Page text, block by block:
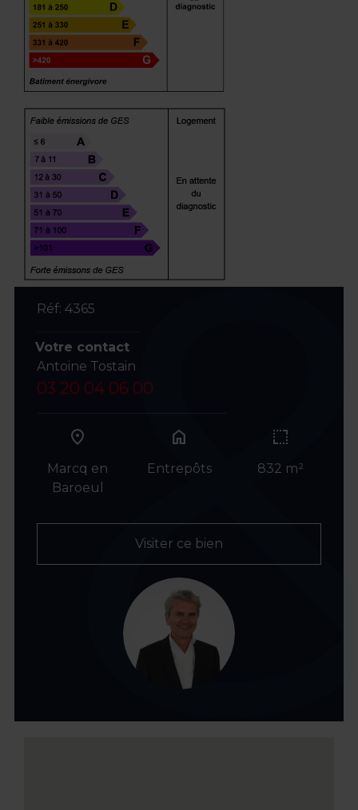
Réf: 4365
Votre contact
Antoine Tostain
03 20 04 06 00
Marcq en
Baroeul
home
Entrepôts 832 m²
Visiter ce bien